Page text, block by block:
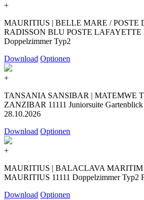
+
MAURITIUS | BELLE MARE / POSTE
RADISSON BLU POSTE LAFAYETTE
Doppelzimmer Typ2
Download Optionen
+
TANSANIA SANSIBAR | MATEMWE
ZANZIBAR 11111 Juniorsuite
28.10.2026
Download Optionen
+
MAURITIUS | BALACLAVA MARITIM
MAURITIUS 11111 Doppelzimmer Typ2
Download Optionen